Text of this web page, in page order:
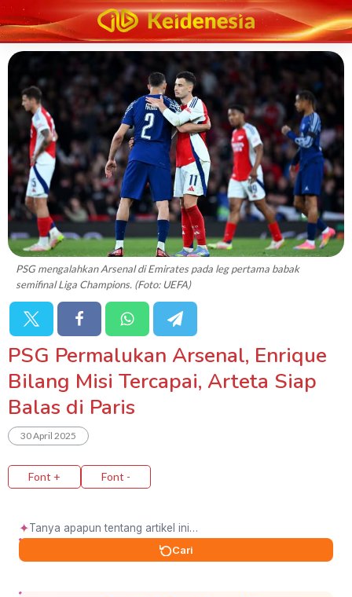
PSG mengalahkan Arsenal di Emirates pada leg pertama babak
semifinal Liga Champions. (Foto: UEFA)
PSG Permalukan Arsenal, Enrique
Bilang Misi Tercapai, Arteta Siap
Balas di Paris
30 April 2025
Font + Font -
✦
Cari